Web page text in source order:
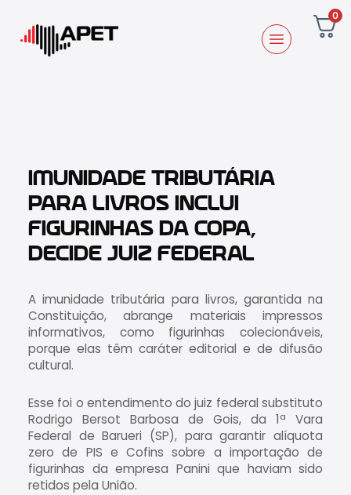
0
IMUNIDADE TRIBUTÁRIA
PARA LIVROS INCLUI
FIGURINHAS DA COPA,
DECIDE JUIZ FEDERAL
A imunidade tributária para livros, garantida na
Constituição, abrange materiais impressos
informativos, como figurinhas colecionáveis,
porque elas têm caráter editorial e de difusão
cultural.
Esse foi o entendimento do juiz federal substituto
Rodrigo Bersot Barbosa de Gois, da 1ª Vara
Federal de Barueri (SP), para garantir alíquota
zero de PIS e Cofins sobre a importação de
figurinhas da empresa Panini que haviam sido
retidos pela União.